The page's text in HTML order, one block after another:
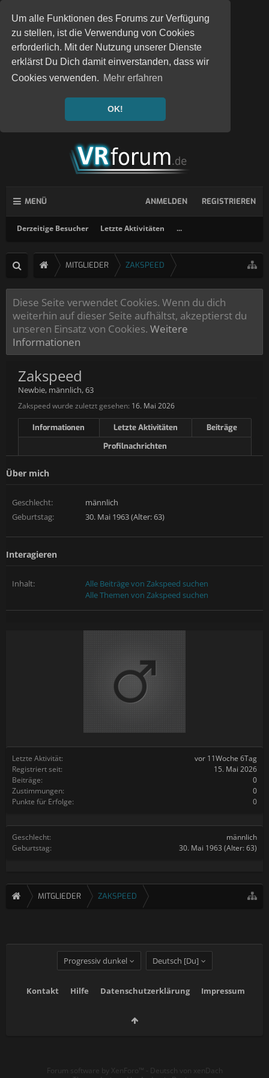
Um alle Funktionen des Forums zur Verfügung
zu stellen, ist die Verwendung von Cookies
erforderlich. Mit der Nutzung unserer Dienste
erklärst Du Dich damit einverstanden, dass wir
Cookies verwenden. Mehr erfahren
OK!
MENÜ
Derzeitige Besucher Letzte Aktivitäten ...
ANMELDEN REGISTRIEREN
MITGLIEDER ZAKSPEED
Diese Seite verwendet Cookies. Wenn du dich
weiterhin auf dieser Seite aufhältst, akzeptierst du
unseren Einsatz von Cookies. Weitere
Informationen
Letzte Aktivität:
vor 11Woche 6Tag
Registriert seit:
15. Mai 2026
Beiträge:
0
Zustimmungen:
0
Punkte für Erfolge:
0
Geschlecht:
männlich
Geburtstag:
30. Mai 1963 (Alter: 63)
Zakspeed
Newbie, männlich, 63
Zakspeed wurde zuletzt gesehen: 16. Mai 2026
Informationen Letzte Aktivitäten
Beiträge
Profilnachrichten
Über mich
Geschlecht:
männlich
Geburtstag:
30. Mai 1963 (Alter: 63)
Interagieren
Inhalt:
Alle Beiträge von Zakspeed suchen
Alle Themen von Zakspeed suchen
MITGLIEDER ZAKSPEED
Progressiv dunkel Deutsch [Du]
Kontakt Hilfe Datenschutzerklärung Impressum
Forum software by XenForo™ - Deutsch von xenDach